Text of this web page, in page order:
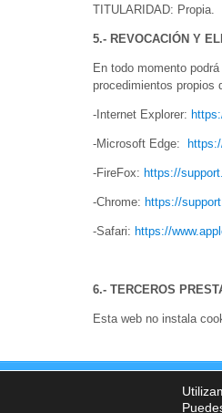
TITULARIDAD: Propia.
5.- REVOCACIÓN Y
En todo momento
procedimientos propios
-Internet Explorer:
-Microsoft Edge:
-FireFox: https://
-Chrome: https://
-Safari: https://
6.- TERCEROS
Esta web no instala
Río Nalón Prevención